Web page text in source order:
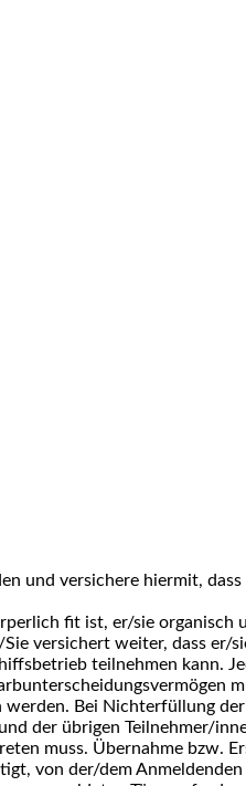
und versichere hiermit,
fit ist, er/sie organisch
versichert weiter, dass er/
teilnehmen kann.
Bei Nichterfüllung
der übrigen Teilnehmer/
muss. Übernahme bzw.
von der/dem